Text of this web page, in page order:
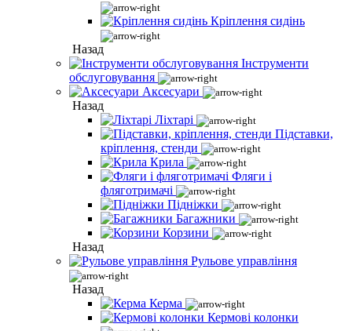
Кріплення сидінь
Назад
Інструменти
обслуговування
Аксесуари
Назад
Ліхтарі
Підставки,
кріплення, стенди
Крила
Фляги і
фляготримачі
Підніжки
Багажники
Корзини
Назад
Рульове управління
Назад
Керма
Кермові колонки